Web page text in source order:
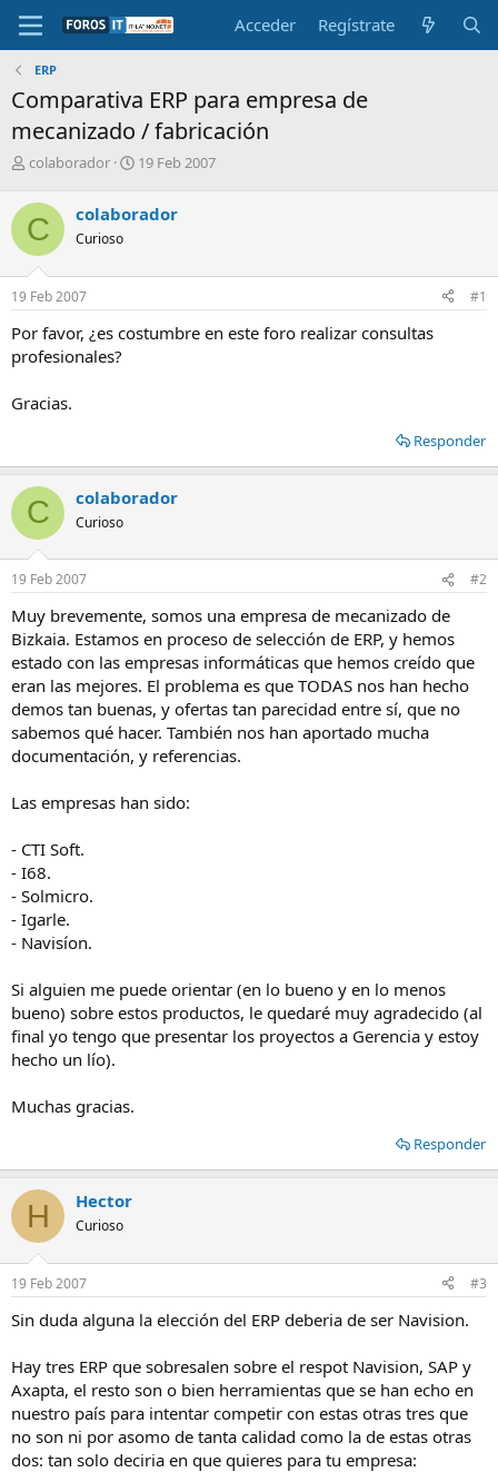
Acceder Regístrate
ERP
Comparativa ERP para empresa de
mecanizado / fabricación
I
i
c
i
a
d
o
d
e
t
a
colaborador
F
h
e
i
19 Feb 2007
C colaborador
Curioso
19 Feb 2007 #1
Por favor, ¿es costumbre en este foro realizar consultas
profesionales?
Gracias.
Responder
C colaborador
Curioso
19 Feb 2007 #2
Muy brevemente, somos una empresa de mecanizado de
Bizkaia. Estamos en proceso de selección de ERP, y hemos
estado con las empresas informáticas que hemos creído que
eran las mejores. El problema es que TODAS nos han hecho
demos tan buenas, y ofertas tan parecidad entre sí, que no
sabemos qué hacer. También nos han aportado mucha
documentación, y referencias.
Las empresas han sido:
- CTI Soft.
- I68.
- Solmicro.
- Igarle.
- Navisíon.
Si alguien me puede orientar (en lo bueno y en lo menos
bueno) sobre estos productos, le quedaré muy agradecido (al
final yo tengo que presentar los proyectos a Gerencia y estoy
hecho un lío).
Muchas gracias.
Responder
H Hector
Curioso
19 Feb 2007 #3
Sin duda alguna la elección del ERP deberia de ser Navision.
Hay tres ERP que sobresalen sobre el respot Navision, SAP y
Axapta, el resto son o bien herramientas que se han echo en
nuestro país para intentar competir con estas otras tres que
no son ni por asomo de tanta calidad como la de estas otras
dos: tan solo deciria en que quieres para tu empresa: